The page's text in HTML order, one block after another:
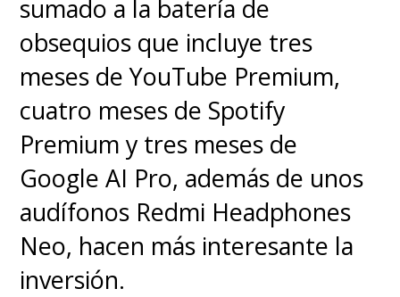
sumado a la batería de
obsequios que incluye tres
meses de YouTube Premium,
cuatro meses de Spotify
Premium y tres meses de
Google AI Pro, además de unos
audífonos Redmi Headphones
Neo, hacen más interesante la
inversión.